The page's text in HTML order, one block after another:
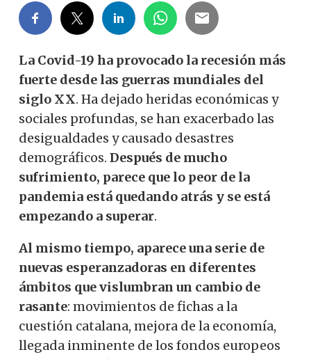
La Covid-19 ha provocado la recesión más
fuerte desde las guerras mundiales del
siglo XX. Ha dejado heridas económicas y
sociales profundas, se han exacerbado las
desigualdades y causado desastres
demográficos. Después de mucho
sufrimiento, parece que lo peor de la
pandemia está quedando atrás y se está
empezando a superar.
Al mismo tiempo, aparece una serie de
nuevas esperanzadoras en diferentes
ámbitos que vislumbran un cambio de
rasante: movimientos de fichas a la
cuestión catalana, mejora de la economía,
llegada inminente de los fondos europeos